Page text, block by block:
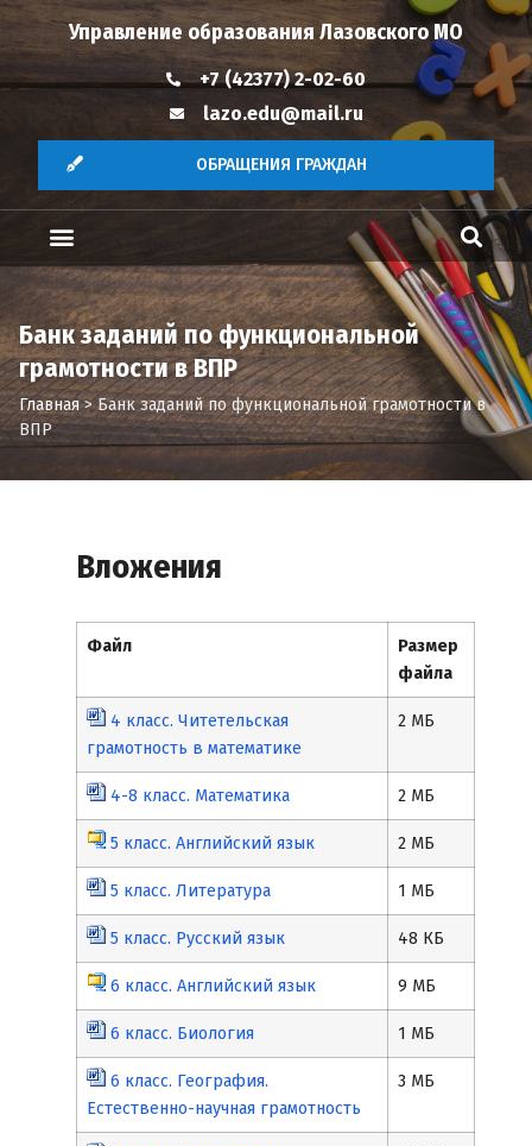
Управление образования Лазовского МО
+7 (42377) 2-02-60
lazo.edu@mail.ru
ОБРАЩЕНИЯ ГРАЖДАН
Банк заданий по функциональной
грамотности в ВПР
Главная>Банк заданий по функциональной грамотности в
ВПР
Вложения
Файл
Размер
файла
4 класс. Читетельская
грамотность в математике
2 МБ
4-8 класс. Математика 2 МБ
5 класс. Английский язык 2 МБ
5 класс. Литература 1 МБ
5 класс. Русский язык 48 КБ
6 класс. Английский язык 9 МБ
6 класс. Биология 1 МБ
6 класс. География.
Естественно-научная грамотность
3 МБ